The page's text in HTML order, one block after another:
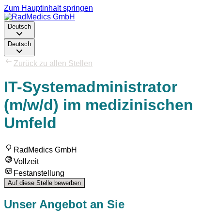
Zum Hauptinhalt springen
Deutsch
Deutsch
Zurück zu allen Stellen
IT-Systemadministrator
(m/w/d) im medizinischen
Umfeld
RadMedics GmbH
Vollzeit
Festanstellung
Auf diese Stelle bewerben
Unser Angebot an Sie